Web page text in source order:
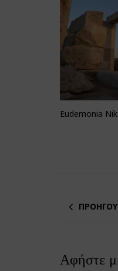
Eudemonia
Αφήστε